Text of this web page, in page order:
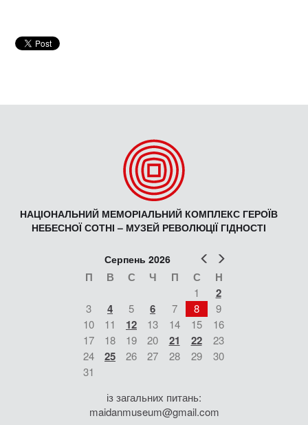
НАЦІОНАЛЬНИЙ МЕМОРІАЛЬНИЙ КОМПЛЕКС ГЕРОЇВ
НЕБЕСНОЇ СОТНІ – МУЗЕЙ РЕВОЛЮЦІЇ ГІДНОСТІ
Попер
Серпень 2026
П В С Ч П С Н
1 2
3 4 5 6 7 8
9
10
11 12 13 14 15
16
17
18 19 20 21 22
23
24
25 26 27 28 29
30
31
із загальних питань:
maidanmuseum@gmail.com